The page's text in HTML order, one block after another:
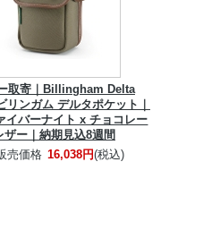
取寄｜Billingham Delta
リンガム デルタポケット｜
イバーナイト x チョコレー
ザー｜納期見込8週間
売価格 16,038円(税込)